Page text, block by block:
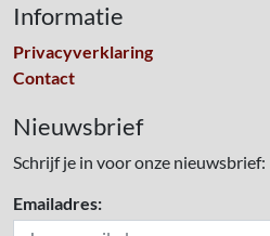
Informatie
Privacyverklaring
Contact
Nieuwsbrief
Schrijf je in voor onze nieuwsbrief:
Emailadres: